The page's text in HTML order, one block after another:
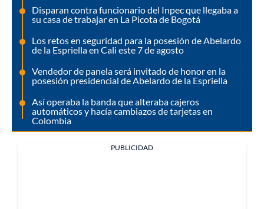
Disparan contra funcionario del Inpec que llegaba a
su casa de trabajar en La Picota de Bogotá
Los retos en seguridad para la posesión de Abelardo
de la Espriella en Cali este 7 de agosto
Vendedor de panela será invitado de honor en la
posesión presidencial de Abelardo de la Espriella
Así operaba la banda que alteraba cajeros
automáticos y hacía cambiazos de tarjetas en
Colombia
PUBLICIDAD